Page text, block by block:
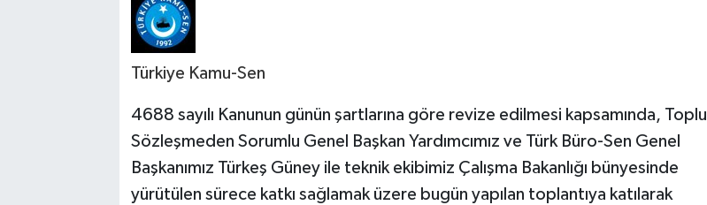
Türkiye Kamu-Sen
4688 sayılı Kanunun günün şartlarına göre revize edilmesi kapsamında, Toplu
Sözleşmeden Sorumlu Genel Başkan Yardımcımız ve Türk Büro-Sen Genel
Başkanımız Türkeş Güney ile teknik ekibimiz Çalışma Bakanlığı bünyesinde
yürütülen sürece katkı sağlamak üzere bugün yapılan toplantıya katılarak